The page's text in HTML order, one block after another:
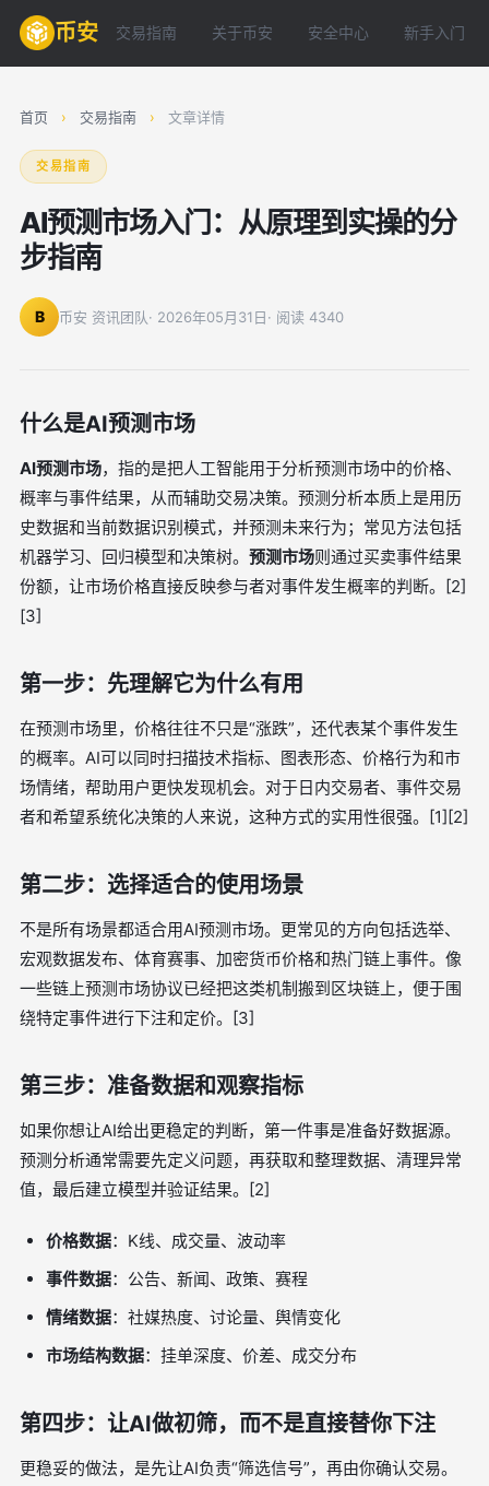
币安 交易指南 关于币安 安全中心 新手入门
首页 › 交易指南 › 文章详情
交易指南
AI预测市场入门：从原理到实操的分
步指南
B 币安 资讯团队· 2026年05月31日· 阅读 4340
什么是AI预测市场
AI预测市场，指的是把人工智能用于分析预测市场中的价格、
概率与事件结果，从而辅助交易决策。预测分析本质上是用历
史数据和当前数据识别模式，并预测未来行为；常见方法包括
机器学习、回归模型和决策树。 预测市场则通过买卖事件结果
份额，让市场价格直接反映参与者对事件发生概率的判断。[2]
[3]
第一步：先理解它为什么有用
在预测市场里，价格往往不只是“涨跌”，还代表某个事件发生
的概率。AI可以同时扫描技术指标、图表形态、价格行为和市
场情绪，帮助用户更快发现机会。对于日内交易者、事件交易
者和希望系统化决策的人来说，这种方式的实用性很强。[1][2]
第二步：选择适合的使用场景
不是所有场景都适合用AI预测市场。更常见的方向包括选举、
宏观数据发布、体育赛事、加密货币价格和热门链上事件。像
一些链上预测市场协议已经把这类机制搬到区块链上，便于围
绕特定事件进行下注和定价。[3]
第三步：准备数据和观察指标
如果你想让AI给出更稳定的判断，第一件事是准备好数据源。
预测分析通常需要先定义问题，再获取和整理数据、清理异常
值，最后建立模型并验证结果。[2]
价格数据：K线、成交量、波动率
事件数据：公告、新闻、政策、赛程
情绪数据：社媒热度、讨论量、舆情变化
市场结构数据：挂单深度、价差、成交分布
第四步：让AI做初筛，而不是直接替你下注
更稳妥的做法，是先让AI负责“筛选信号”，再由你确认交易。